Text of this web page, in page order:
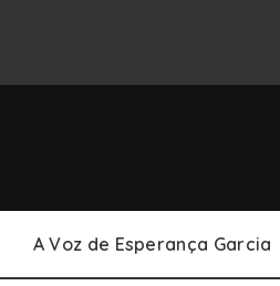
A Voz de Esperança Garcia